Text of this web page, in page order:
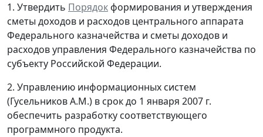
1. Утвердить Порядокформирования и утверждения
сметы доходов и расходов центрального аппарата
Федерального казначейства и сметы доходов и
расходов управления Федерального казначейства по
субъекту Российской Федерации.
2. Управлению информационных систем
(Гусельников А.М.) в срок до 1 января 2007 г.
обеспечить разработку соответствующего
программного продукта.